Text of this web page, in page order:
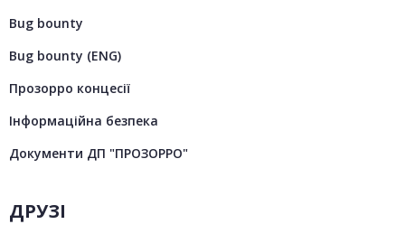
Bug bounty
Bug bounty (ENG)
Прозорро концесії
Інформаційна безпека
Документи ДП "ПРОЗОРРО"
ДРУЗІ